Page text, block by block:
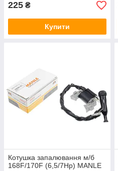
225 ₴
Купити
Котушка запалювання м/б
168F/170F (6,5/7Hp) MANLE